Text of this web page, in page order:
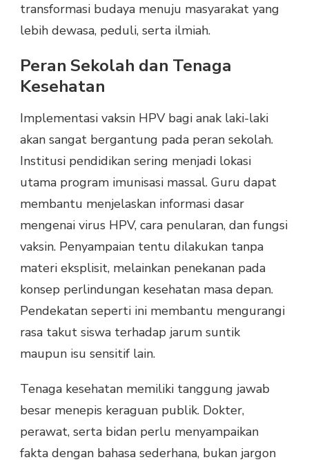
transformasi budaya menuju masyarakat yang
lebih dewasa, peduli, serta ilmiah.
Peran Sekolah dan Tenaga
Kesehatan
Implementasi vaksin HPV bagi anak laki-laki
akan sangat bergantung pada peran sekolah.
Institusi pendidikan sering menjadi lokasi
utama program imunisasi massal. Guru dapat
membantu menjelaskan informasi dasar
mengenai virus HPV, cara penularan, dan fungsi
vaksin. Penyampaian tentu dilakukan tanpa
materi eksplisit, melainkan penekanan pada
konsep perlindungan kesehatan masa depan.
Pendekatan seperti ini membantu mengurangi
rasa takut siswa terhadap jarum suntik
maupun isu sensitif lain.
Tenaga kesehatan memiliki tanggung jawab
besar menepis keraguan publik. Dokter,
perawat, serta bidan perlu menyampaikan
fakta dengan bahasa sederhana, bukan jargon